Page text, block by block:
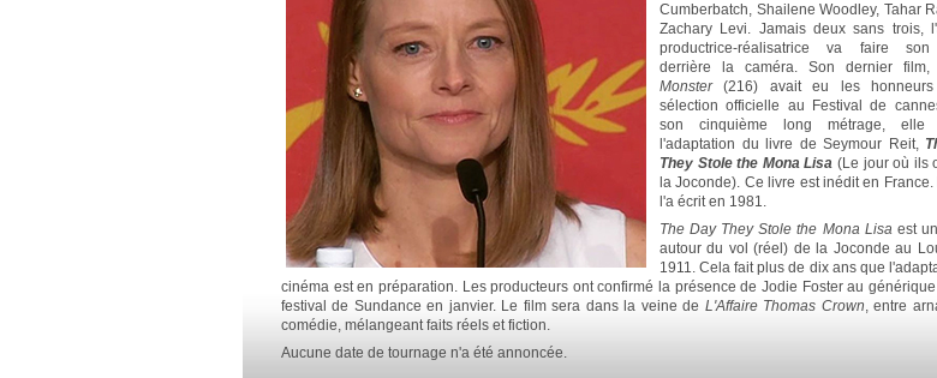
Cumberbatch, Shailene Woodley, Tahar
Zachary Levi. Jamais deux sans trois,
productrice-réalisatrice va faire
derrière la caméra. Son dernier film,
Monster(216) avait eu les
sélection officielle au Festival de
son cinquième long métrage, elle
l'adaptation du livre de Seymour Reit,
They Stole the Mona Lisa (Le jour où ils
la Joconde). Ce livre est inédit en France.
l'a écrit en 1981.
The Day They Stole the Mona Lisaest
autour du vol (réel) de la Joconde au
1911. Cela fait plus de dix ans que
cinéma est en préparation. Les producteurs ont confirmé la présence de Jodie Foster au
festival de Sundance en janvier. Le film sera dans la veine de L'Affaire Thomas Crown, entre
comédie, mélangeant faits réels et fiction.
Aucune date de tournage n'a été annoncée.